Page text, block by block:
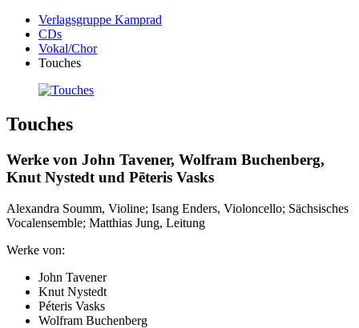
Verlagsgruppe Kamprad
CDs
Vokal/Chor
Touches
Touches
Werke von John Tavener, Wolfram Buchenberg,
Knut Nystedt und Pēteris Vasks
Alexandra Soumm, Violine; Isang Enders, Violoncello; Sächsisches
Vocalensemble; Matthias Jung, Leitung
Werke von:
John Tavener
Knut Nystedt
Péteris Vasks
Wolfram Buchenberg